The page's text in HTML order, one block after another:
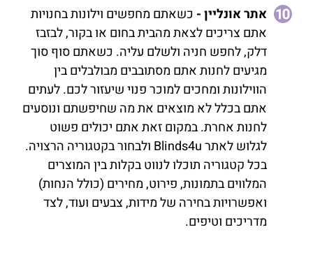
אתר אונליין- כשאתם מחפשים וילונות בחנויות
אתם צריכים לצאת מהבית בחום או בקור, לבזבז
דלק, לחפש חניה ולשלם עליה. כשאתם סוף סוך
מגיעים לחנות אתם מסתובבים מבולבלים בין
הווילונות ומחכים למוכר פנוי שיעזור לכם. לעתים
אתם בכלל לא מוצאים את מה שחיפשתם ונוסעים
לחנות אחרת. במקום זאת אתם יכולים פשוט
לגלוש לאתר Blinds4u ולבחור בקטגוריה הרצויה.
בכל קטגוריה תוכלו לנווט בקלות בין המוצרים
המלווים בתמונות, פירוט, מחירים (כולל הנחות)
ואפשרויות בחירה של מידות, צבעים ועוד, לצד
מדריכים וטיפים.